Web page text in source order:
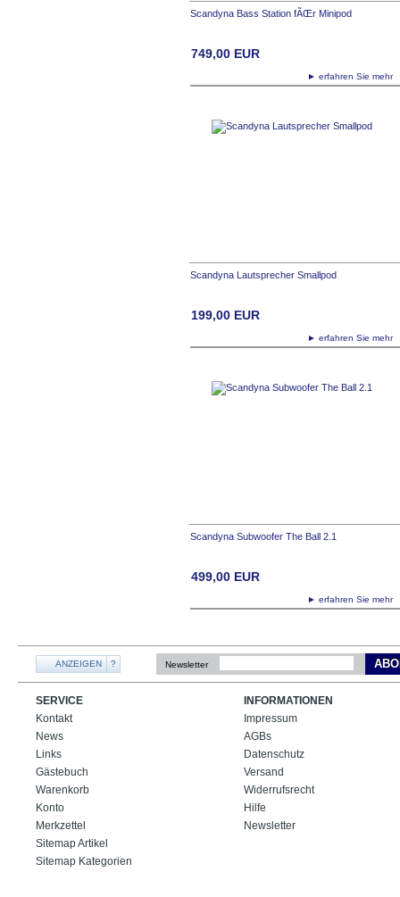
Scandyna Bass Station fÃŒr Minipod
► erfahren Sie
749,00 EUR
Scandyna Lautsprecher Smallpod
► erfahren Sie
199,00 EUR
Scandyna Subwoofer The Ball 2.1
► erfahren Sie
499,00 EUR
ANZEIGEN ? Newsletter
SERVICE
Kontakt
News
Links
Gästebuch
Warenkorb
Konto
Merkzettel
Sitemap Artikel
Sitemap Kategorien
INFORMATIONEN
Impressum
AGBs
Datenschutz
Versand
Widerrufsrecht
Hilfe
Newsletter